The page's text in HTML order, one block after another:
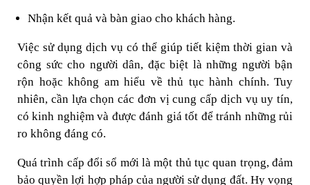
Nhận kết quả và bàn giao cho khách hàng.
Việc sử dụng dịch vụ có thể giúp tiết kiệm thời gian và
công sức cho người dân, đặc biệt là những người bận
rộn hoặc không am hiểu về thủ tục hành chính. Tuy
nhiên, cần lựa chọn các đơn vị cung cấp dịch vụ uy tín,
có kinh nghiệm và được đánh giá tốt để tránh những rủi
ro không đáng có.
Quá trình cấp đổi sổ mới là một thủ tục quan trọng, đảm
bảo quyền lợi hợp pháp của người sử dụng đất. Hy vọng